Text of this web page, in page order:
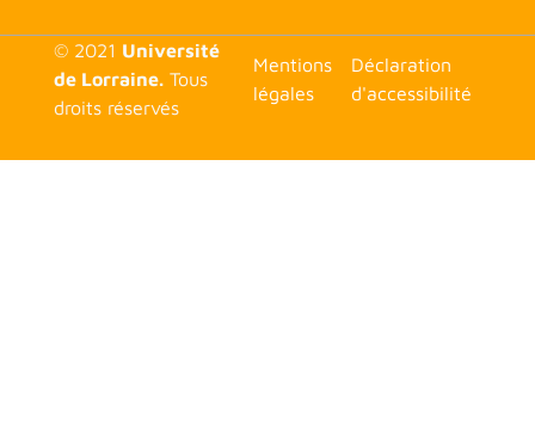
© 2021 Université
de Lorraine.Tous
droits réservés
<none>
Mentions
légales
Déclaration
d'accessibilité